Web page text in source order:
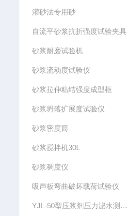
灌砂法专用砂
自流平砂浆抗折强度试验夹具
砂浆耐磨试验机
砂浆流动度试验仪
砂浆拉伸粘结强度成型框
砂浆坍落扩展度试验仪
砂浆密度筒
砂浆搅拌机30L
砂浆稠度仪
吸声板弯曲破坏载荷试验仪
YJL-50型压浆剂压力泌水测定仪